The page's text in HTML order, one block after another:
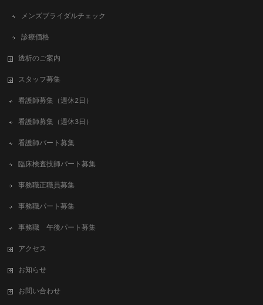
メンズブライダルチェック
診療価格
透析のご案内
スタッフ募集
看護師募集（週休2日）
看護師募集（週休3日）
看護師パート募集
臨床検査技師パート募集
事務職正職員募集
事務職パート募集
事務職 午後パート募集
アクセス
お知らせ
お問い合わせ